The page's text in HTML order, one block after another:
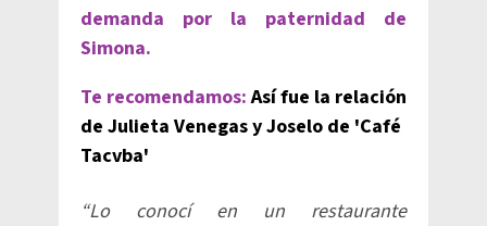
demanda por la paternidad de
Simona.
Te recomendamos: Así fue la relación
de Julieta Venegas y Joselo de 'Café
Tacvba'
“Lo conocí en un restaurante